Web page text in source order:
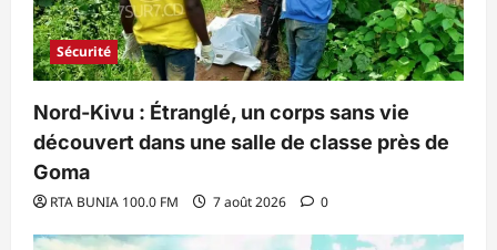
Sécurité
Nord-Kivu : Étranglé, un corps sans vie
découvert dans une salle de classe près de
Goma
RTA BUNIA 100.0 FM 7 août 2026 0